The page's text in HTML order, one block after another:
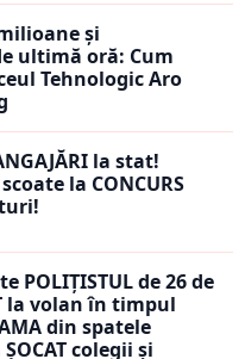
și
ultimă oră: Cum
Tehnologic Aro
la stat!
la CONCURS
POLIȚISTUL de 26 de
la volan în timpul
din spatele
colegii și